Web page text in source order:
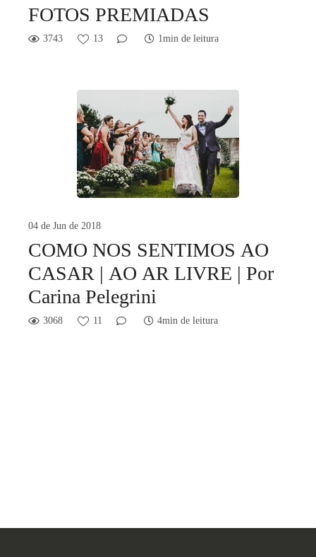
FOTOS PREMIADAS
3743 13 1min de leitura
04 de Jun de 2018
COMO NOS SENTIMOS AO
CASAR | AO AR LIVRE | Por
Carina Pelegrini
3068 11 4min de leitura